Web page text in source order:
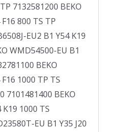
7132581200 BEKO
800 TS TP
EU2 B1 Y54 K19
WMD54500-EU B1
BEKO
1000 TP TS
7101481400 BEKO
1000 TS
EU B1 Y35 J20